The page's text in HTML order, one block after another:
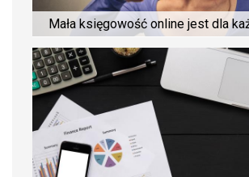
Mała księgowość online jest dla